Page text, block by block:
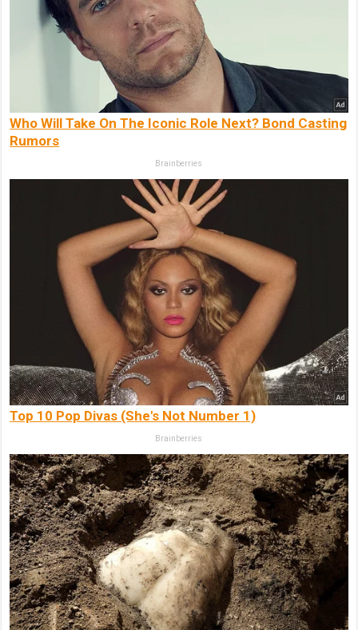
Who Will Take On The Iconic Role Next? Bond Casting
Rumors
Brainberries
Top 10 Pop Divas (She's Not Number 1)
Brainberries